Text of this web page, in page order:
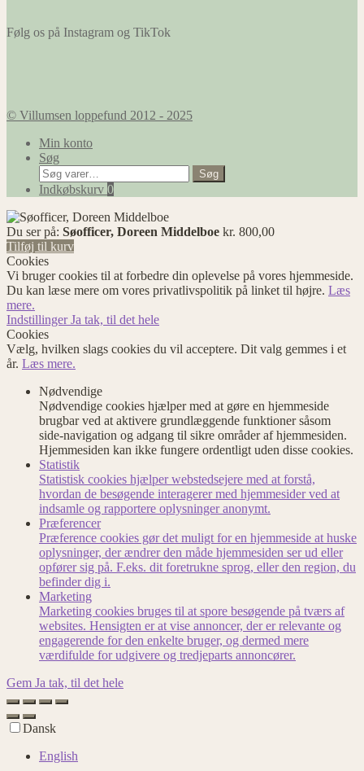
Følg os på Instagram og TikTok
© Villumsen loppefund 2012 - 2025
Min konto
Søg
Søg
efter:
Søg
Indkøbskurv 0
Du ser på: Søofficer, Doreen Middelboe kr. 800,00
Tilføj til kurv
Cookies
Vi bruger cookies til at forbedre din oplevelse på vores hjemmeside.
Du kan læse mere om vores privatlivspolitik på linket til højre. Læs
mere.
IndstillingerJa tak, til det hele
Cookies
Vælg, hvilken slags cookies du vil acceptere. Dit valg gemmes i et
år. Læs mere.
Nødvendige
Nødvendige cookies hjælper med at gøre en hjemmeside
brugbar ved at aktivere grundlæggende funktioner såsom
side-navigation og adgang til sikre områder af hjemmesiden.
Hjemmesiden kan ikke fungere ordentligt uden disse cookies.
Statistik
Statistisk cookies hjælper webstedsejere med at forstå,
hvordan de besøgende interagerer med hjemmesider ved at
indsamle og rapportere oplysninger anonymt.
Præferencer
Præference cookies gør det muligt for en hjemmeside at huske
oplysninger, der ændrer den måde hjemmesiden ser ud eller
opfører sig på. F.eks. dit foretrukne sprog, eller den region, du
befinder dig i.
Marketing
Marketing cookies bruges til at spore besøgende på tværs af
websites. Hensigten er at vise annoncer, der er relevante og
engagerende for den enkelte bruger, og dermed mere
værdifulde for udgivere og tredjeparts annoncører.
Gem Ja tak, til det hele
Dansk
English